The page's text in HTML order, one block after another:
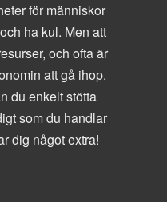
för människor
ha kul. Men att
och ofta är
att gå ihop.
du enkelt stötta
som du handlar
dig något extra!